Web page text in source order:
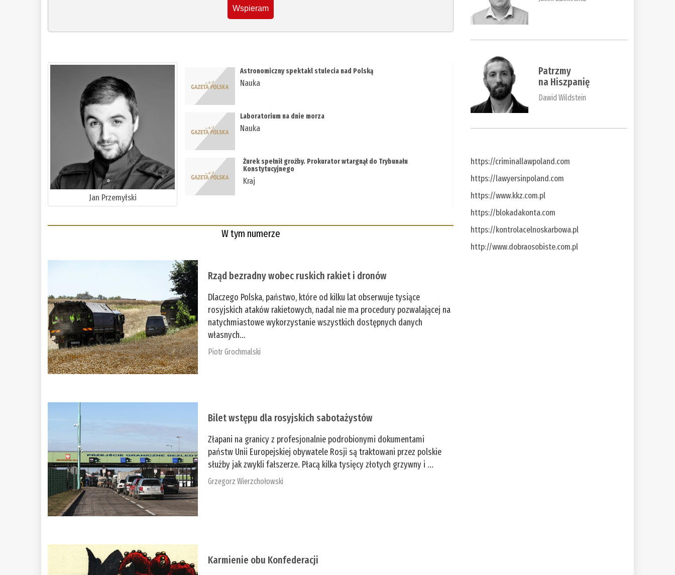
Wspieram
Jan Przemyłski
Astronomiczny spektakl stulecia nad Polską
Nauka
Laboratorium na dnie morza
Nauka
Żurek spełnił groźby. Prokurator wtargnął do Trybunału
Konstytucyjnego
Kraj
W tym numerze
Rząd bezradny wobec ruskich rakiet i dronów
Dlaczego Polska, państwo, które od kilku lat obserwuje tysiące
rosyjskich ataków rakietowych, nadal nie ma procedury pozwalającej na
natychmiastowe wykorzystanie wszystkich dostępnych danych
własnych...
Piotr Grochmalski
Bilet wstępu dla rosyjskich sabotażystów
Złapani na granicy z profesjonalnie podrobionymi dokumentami
państw Unii Europejskiej obywatele Rosji są traktowani przez polskie
służby jak zwykli fałszerze. Płacą kilka tysięcy złotych grzywny i ...
Grzegorz Wierzchołowski
Karmienie obu Konfederacji
Patrzmy
na Hiszpanię
Dawid Wildstein
https://criminallawpoland.com
https://lawyersinpoland.com
https://www.kkz.com.pl
https://blokadakonta.com
https://kontrolacelnoskarbowa.pl
http://www.dobraosobiste.com.pl